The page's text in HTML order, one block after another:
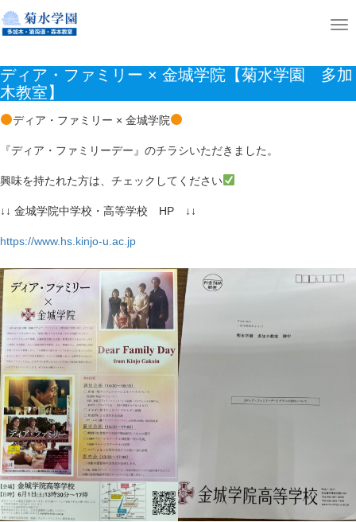
T
g
a
ホーム ニュース
ディア・ファミリー × 金城学院【菊水学園 多加
木教室】
ディア・ファミリー × 金城学院
『ディア・ファミリーデー』のチラシいただきました。
興味を持たれた方は、チェックしてください
↓↓ 金城学院中学校・高等学校 HP ↓↓
https://www.hs.kinjo-u.ac.jp